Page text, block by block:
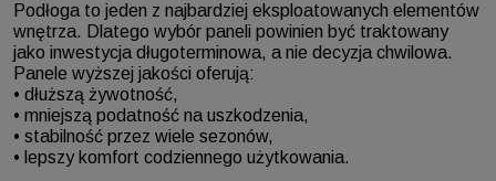
Podłoga to jeden z najbardziej eksploatowanych elementów
wnętrza. Dlatego wybór paneli powinien być traktowany
jako inwestycja długoterminowa, a nie decyzja chwilowa.
Panele wyższej jakości oferują:
• dłuższą żywotność,
• mniejszą podatność na uszkodzenia,
• stabilność przez wiele sezonów,
• lepszy komfort codziennego użytkowania.